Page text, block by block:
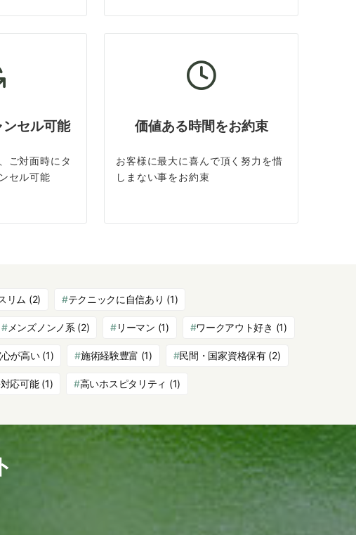
セル可能
ご対面時にタ
セル可能
価値ある時間をお約束
お客様に最大に喜んで頂く努力を惜
しまない事をお約束
リム (2) テクニックに自信あり (1)
メンズノンノ系 (2) リーマン (1) ワークアウト好き (1)
が高い(1) 施術経験豊富 (1) 民間・国家資格保有(2)
応可能(1) 高いホスピタリティ (1)